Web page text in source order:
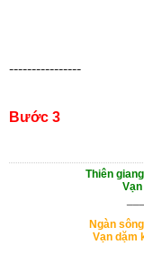
----------------
Bước 3
Thiên
Ngàn
Vạn dặm